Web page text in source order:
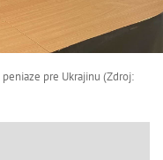
pre Ukrajinu (Zdroj: